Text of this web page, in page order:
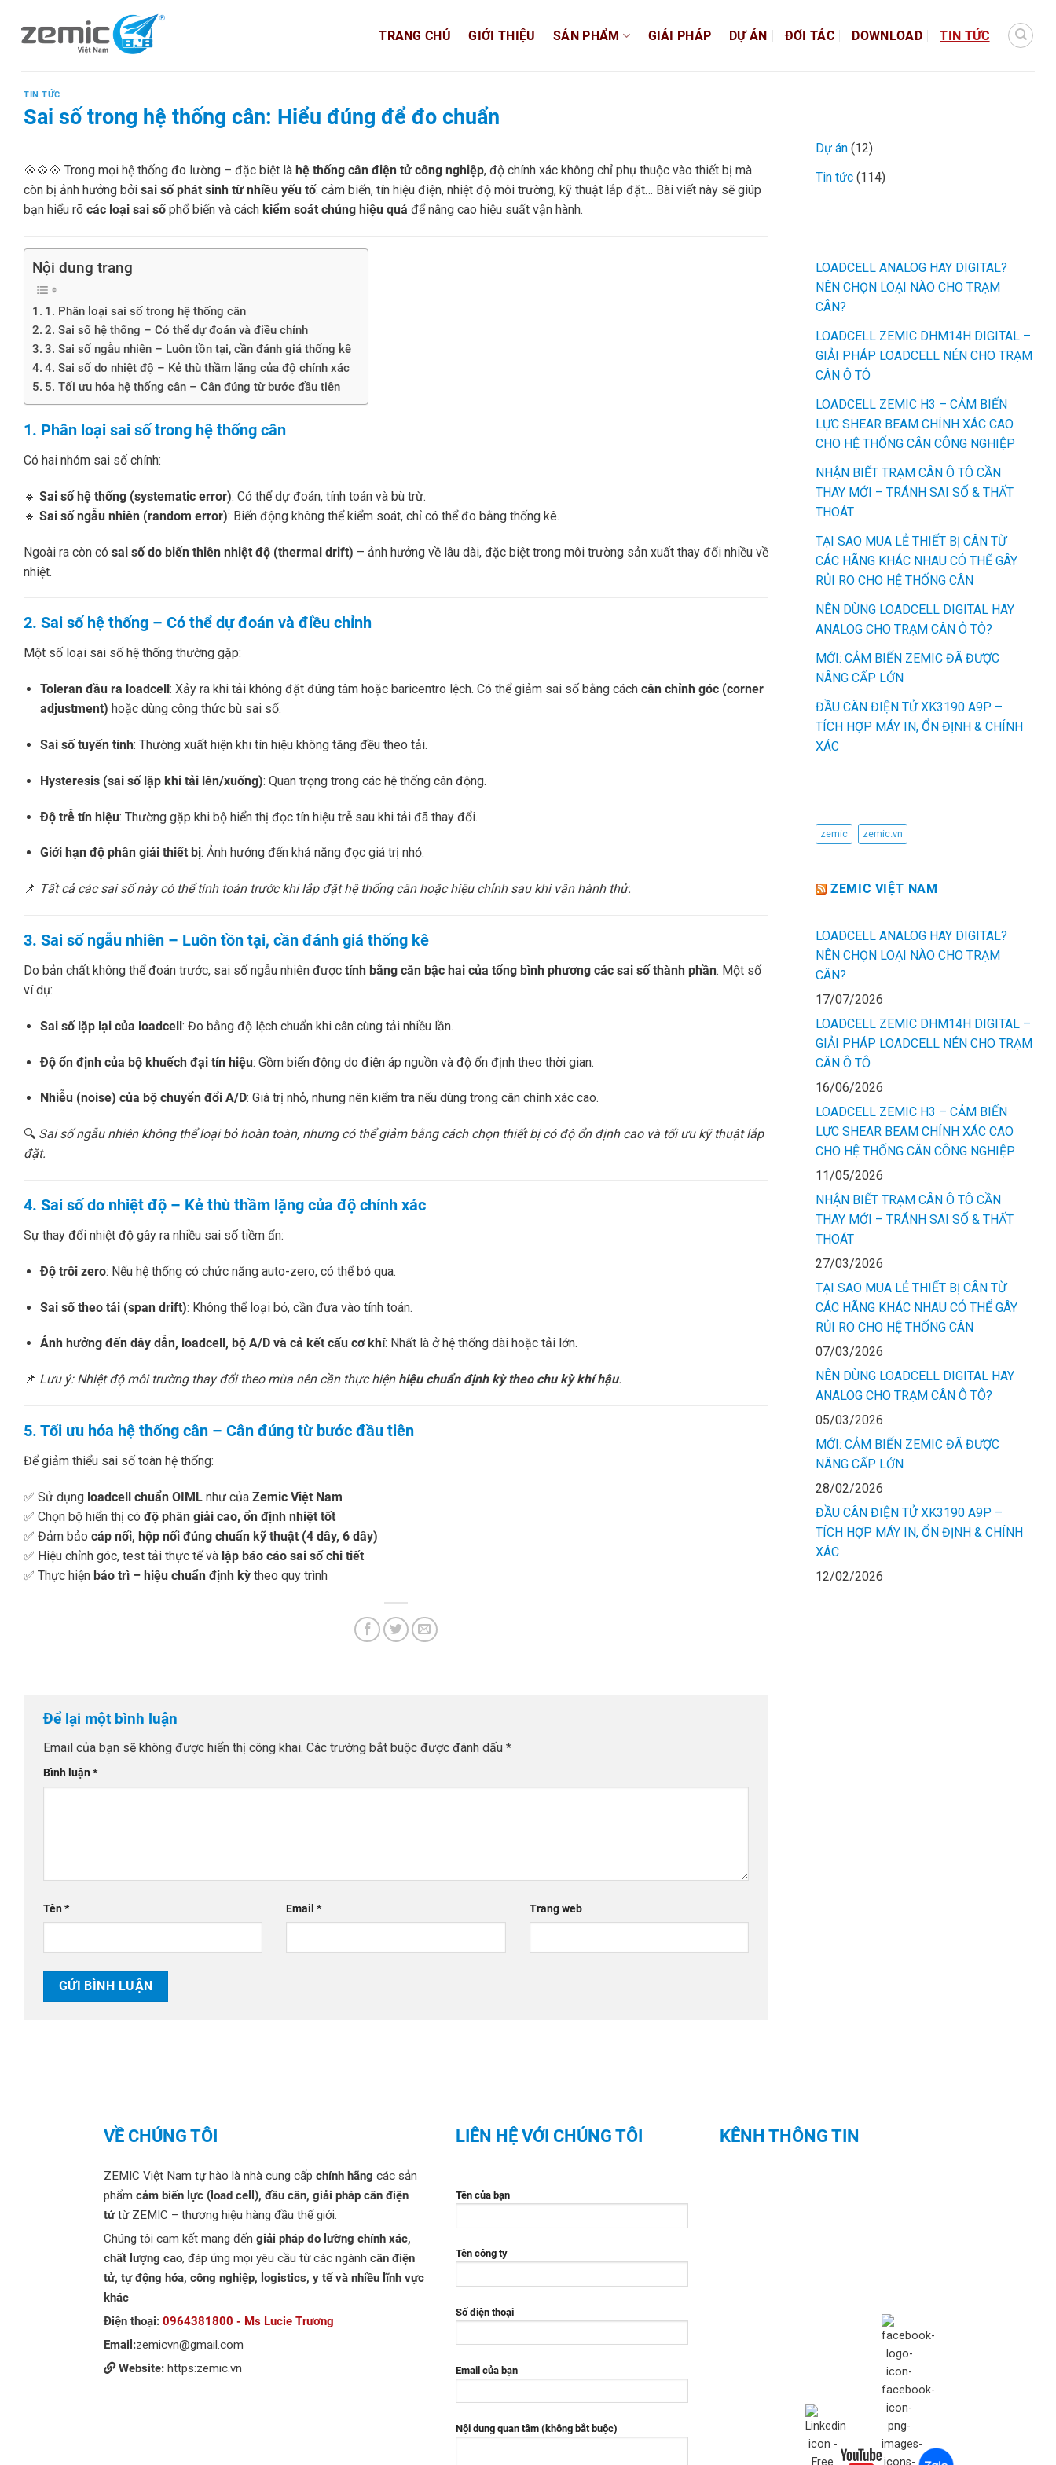
content
TRANG CHỦ GIỚI THIỆU SẢN PHẨM GIẢI PHÁP DỰ ÁN ĐỐI TÁC DOWNLOAD TIN TỨC
TIN TỨC
Sai số trong hệ thống cân: Hiểu đúng để đo chuẩn
💠💠💠 Trong mọi hệ thống đo lường – đặc biệt là hệ thống cân điện tử công nghiệp, độ chính xác không chỉ phụ thuộc vào thiết bị mà
còn bị ảnh hưởng bởi sai số phát sinh từ nhiều yếu tố: cảm biến, tín hiệu điện, nhiệt độ môi trường, kỹ thuật lắp đặt… Bài viết này sẽ giúp
bạn hiểu rõ các loại sai số phổ biến và cách kiểm soát chúng hiệu quả để nâng cao hiệu suất vận hành.
Nội dung trang
1. Phân loại sai số trong hệ thống cân
2. Sai số hệ thống – Có thể dự đoán và điều chỉnh
3. Sai số ngẫu nhiên – Luôn tồn tại, cần đánh giá thống kê
4. Sai số do nhiệt độ – Kẻ thù thầm lặng của độ chính xác
5. Tối ưu hóa hệ thống cân – Cân đúng từ bước đầu tiên
1. Phân loại sai số trong hệ thống cân
Có hai nhóm sai số chính:
🔹 Sai số hệ thống (systematic error): Có thể dự đoán, tính toán và bù trừ.
🔹 Sai số ngẫu nhiên (random error): Biến động không thể kiểm soát, chỉ có thể đo bằng thống kê.
Ngoài ra còn có sai số do biến thiên nhiệt độ (thermal drift) – ảnh hưởng về lâu dài, đặc biệt trong môi trường sản xuất thay đổi nhiều về
nhiệt.
2. Sai số hệ thống – Có thể dự đoán và điều chỉnh
Một số loại sai số hệ thống thường gặp:
Toleran đầu ra loadcell : Xảy ra khi tải không đặt đúng tâm hoặc baricentro lệch. Có thể giảm sai số bằng cách cân chỉnh góc (corner
adjustment) hoặc dùng công thức bù sai số.
Sai số tuyến tính: Thường xuất hiện khi tín hiệu không tăng đều theo tải.
Hysteresis (sai số lặp khi tải lên/xuống): Quan trọng trong các hệ thống cân động.
Độ trễ tín hiệu: Thường gặp khi bộ hiển thị đọc tín hiệu trễ sau khi tải đã thay đổi.
Giới hạn độ phân giải thiết bị: Ảnh hưởng đến khả năng đọc giá trị nhỏ.
📌 Tất cả các sai số này có thể tính toán trước khi lắp đặt hệ thống cân hoặc hiệu chỉnh sau khi vận hành thử.
3. Sai số ngẫu nhiên – Luôn tồn tại, cần đánh giá thống kê
Do bản chất không thể đoán trước, sai số ngẫu nhiên được tính bằng căn bậc hai của tổng bình phương các sai số thành phần. Một số
ví dụ:
Sai số lặp lại của loadcell: Đo bằng độ lệch chuẩn khi cân cùng tải nhiều lần.
Độ ổn định của bộ khuếch đại tín hiệu: Gồm biến động do điện áp nguồn và độ ổn định theo thời gian.
Nhiễu (noise) của bộ chuyển đổi A/D: Giá trị nhỏ, nhưng nên kiểm tra nếu dùng trong cân chính xác cao.
🔍 Sai số ngẫu nhiên không thể loại bỏ hoàn toàn, nhưng có thể giảm bằng cách chọn thiết bị có độ ổn định cao và tối ưu kỹ thuật lắp
đặt.
4. Sai số do nhiệt độ – Kẻ thù thầm lặng của độ chính xác
Sự thay đổi nhiệt độ gây ra nhiều sai số tiềm ẩn:
Độ trôi zero: Nếu hệ thống có chức năng auto-zero, có thể bỏ qua.
Sai số theo tải (span drift): Không thể loại bỏ, cần đưa vào tính toán.
Ảnh hưởng đến dây dẫn, loadcell, bộ A/D và cả kết cấu cơ khí: Nhất là ở hệ thống dài hoặc tải lớn.
📌 Lưu ý: Nhiệt độ môi trường thay đổi theo mùa nên cần thực hiện hiệu chuẩn định kỳ theo chu kỳ khí hậu.
5. Tối ưu hóa hệ thống cân – Cân đúng từ bước đầu tiên
Để giảm thiểu sai số toàn hệ thống:
✅ Sử dụng loadcell chuẩn OIML như của Zemic Việt Nam
✅ Chọn bộ hiển thị có độ phân giải cao, ổn định nhiệt tốt
✅ Đảm bảo cáp nối, hộp nối đúng chuẩn kỹ thuật (4 dây, 6 dây)
✅ Hiệu chỉnh góc, test tải thực tế và lập báo cáo sai số chi tiết
✅ Thực hiện bảo trì – hiệu chuẩn định kỳ theo quy trình
Để lại một bình luận
Email của bạn sẽ không được hiển thị công khai. Các trường bắt buộc được đánh dấu *
Bình luận*
Tên* Email* Trang web
Dự án (12)
Tin tức (114)
LOADCELL ANALOG HAY DIGITAL?
NÊN CHỌN LOẠI NÀO CHO TRẠM
CÂN?
LOADCELL ZEMIC DHM14H DIGITAL –
GIẢI PHÁP LOADCELL NÉN CHO TRẠM
CÂN Ô TÔ
LOADCELL ZEMIC H3 – CẢM BIẾN
LỰC SHEAR BEAM CHÍNH XÁC CAO
CHO HỆ THỐNG CÂN CÔNG NGHIỆP
NHẬN BIẾT TRẠM CÂN Ô TÔ CẦN
THAY MỚI – TRÁNH SAI SỐ & THẤT
THOÁT
TẠI SAO MUA LẺ THIẾT BỊ CÂN TỪ
CÁC HÃNG KHÁC NHAU CÓ THỂ GÂY
RỦI RO CHO HỆ THỐNG CÂN
NÊN DÙNG LOADCELL DIGITAL HAY
ANALOG CHO TRẠM CÂN Ô TÔ?
MỚI: CẢM BIẾN ZEMIC ĐÃ ĐƯỢC
NÂNG CẤP LỚN
ĐẦU CÂN ĐIỆN TỬ XK3190 A9P –
TÍCH HỢP MÁY IN, ỔN ĐỊNH & CHÍNH
XÁC
zemic zemic.vn
ZEMIC VIỆT NAM
LOADCELL ANALOG HAY DIGITAL?
NÊN CHỌN LOẠI NÀO CHO TRẠM
CÂN?
17/07/2026
LOADCELL ZEMIC DHM14H DIGITAL –
GIẢI PHÁP LOADCELL NÉN CHO TRẠM
CÂN Ô TÔ
16/06/2026
LOADCELL ZEMIC H3 – CẢM BIẾN
LỰC SHEAR BEAM CHÍNH XÁC CAO
CHO HỆ THỐNG CÂN CÔNG NGHIỆP
11/05/2026
NHẬN BIẾT TRẠM CÂN Ô TÔ CẦN
THAY MỚI – TRÁNH SAI SỐ & THẤT
THOÁT
27/03/2026
TẠI SAO MUA LẺ THIẾT BỊ CÂN TỪ
CÁC HÃNG KHÁC NHAU CÓ THỂ GÂY
RỦI RO CHO HỆ THỐNG CÂN
07/03/2026
NÊN DÙNG LOADCELL DIGITAL HAY
ANALOG CHO TRẠM CÂN Ô TÔ?
05/03/2026
MỚI: CẢM BIẾN ZEMIC ĐÃ ĐƯỢC
NÂNG CẤP LỚN
28/02/2026
ĐẦU CÂN ĐIỆN TỬ XK3190 A9P –
TÍCH HỢP MÁY IN, ỔN ĐỊNH & CHÍNH
XÁC
12/02/2026
VỀ CHÚNG TÔI
ZEMIC Việt Nam tự hào là nhà cung cấp chính hãng các sản
phẩm cảm biến lực (load cell), đầu cân, giải pháp cân điện
tửtừ ZEMIC – thương hiệu hàng đầu thế giới.
Chúng tôi cam kết mang đến giải pháp đo lường chính xác,
chất lượng cao, đáp ứng mọi yêu cầu từ các ngành cân điện
tử, tự động hóa, công nghiệp, logistics, y tế và nhiều lĩnh vực
khác
Điện thoại: 0964381800 - Ms Lucie Trương
Email:zemicvn@gmail.com
Website: https:zemic.vn
LIÊN HỆ VỚI CHÚNG TÔI
Tên của bạn
Tên công ty
Số điện thoại
Email của bạn
Nội dung quan tâm (không bắt buộc)
KÊNH THÔNG TIN